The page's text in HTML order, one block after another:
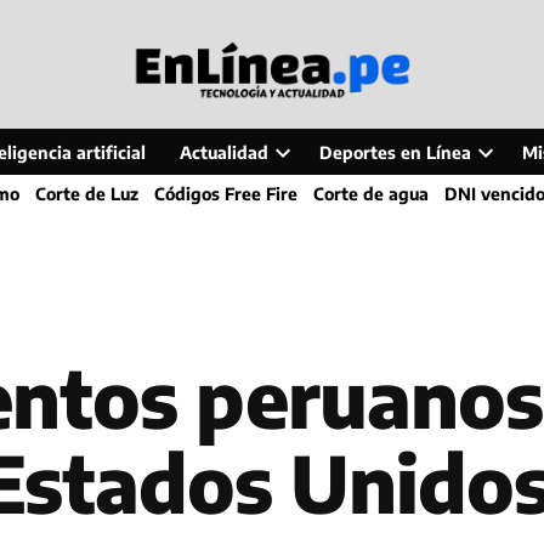
artificial Actualidad
Open
dropdown
Deportes en Línea
Open
dropdown
Corte de Luz Códigos Free Fire Corte de agua DNI vencido